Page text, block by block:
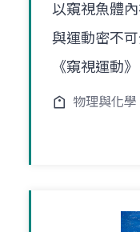
以窺視魚體
與運動密不
《窺視運動》
物理與化學